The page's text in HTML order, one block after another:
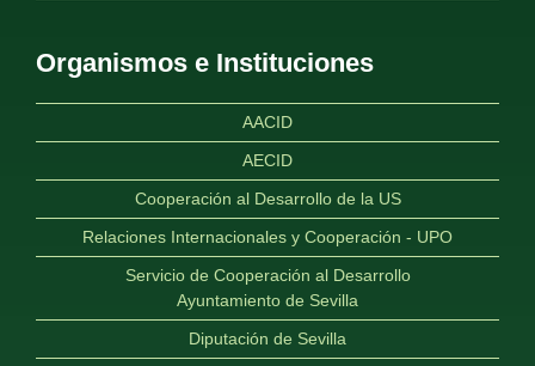
Organismos e Instituciones
AACID
AECID
Cooperación al Desarrollo de la US
Relaciones Internacionales y Cooperación - UPO
Servicio de Cooperación al Desarrollo
Ayuntamiento de Sevilla
Diputación de Sevilla